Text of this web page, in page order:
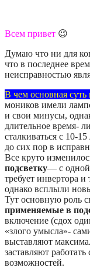
Всем привет 😉
Думаю что ни для
что в последнее
неисправностью
В чем основная
моников имели
и свои минусы,
длительное время-
сталкиваться с 10-
до сих пор в
Все круто
подсветку— с одной
требует инвертора
однако всплыли
Тут основную роль
применяемые в
включение (сдох
«злого умысла»-
выставляют
заставляют
возможностей.